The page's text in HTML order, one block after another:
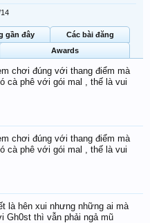
gần đây
Các bài đăng
Awards
chơi đúng với thang điểm mà
cà phê với gói mal , thế là vui
chơi đúng với thang điểm mà
cà phê với gói mal , thế là vui
là hên xui nhưng những ai mà
Gh0st thì vẫn phải ngả mũ